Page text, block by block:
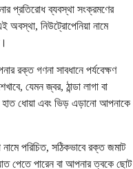
প্রতিরোধ ব্যবস্থা সংক্রমণের
অবস্থা, নিউট্রোপেনিয়া নামে
রক্ত ​​গণনা সাবধানে পর্যবেক্ষণ
যেমন জ্বর, ঠান্ডা লাগা বা
ধোয়া এবং ভিড় এড়ানো আপনাকে
পরিচিত, সঠিকভাবে রক্ত ​​জমাট
পেতে পারেন বা আপনার ত্বকে ছোট